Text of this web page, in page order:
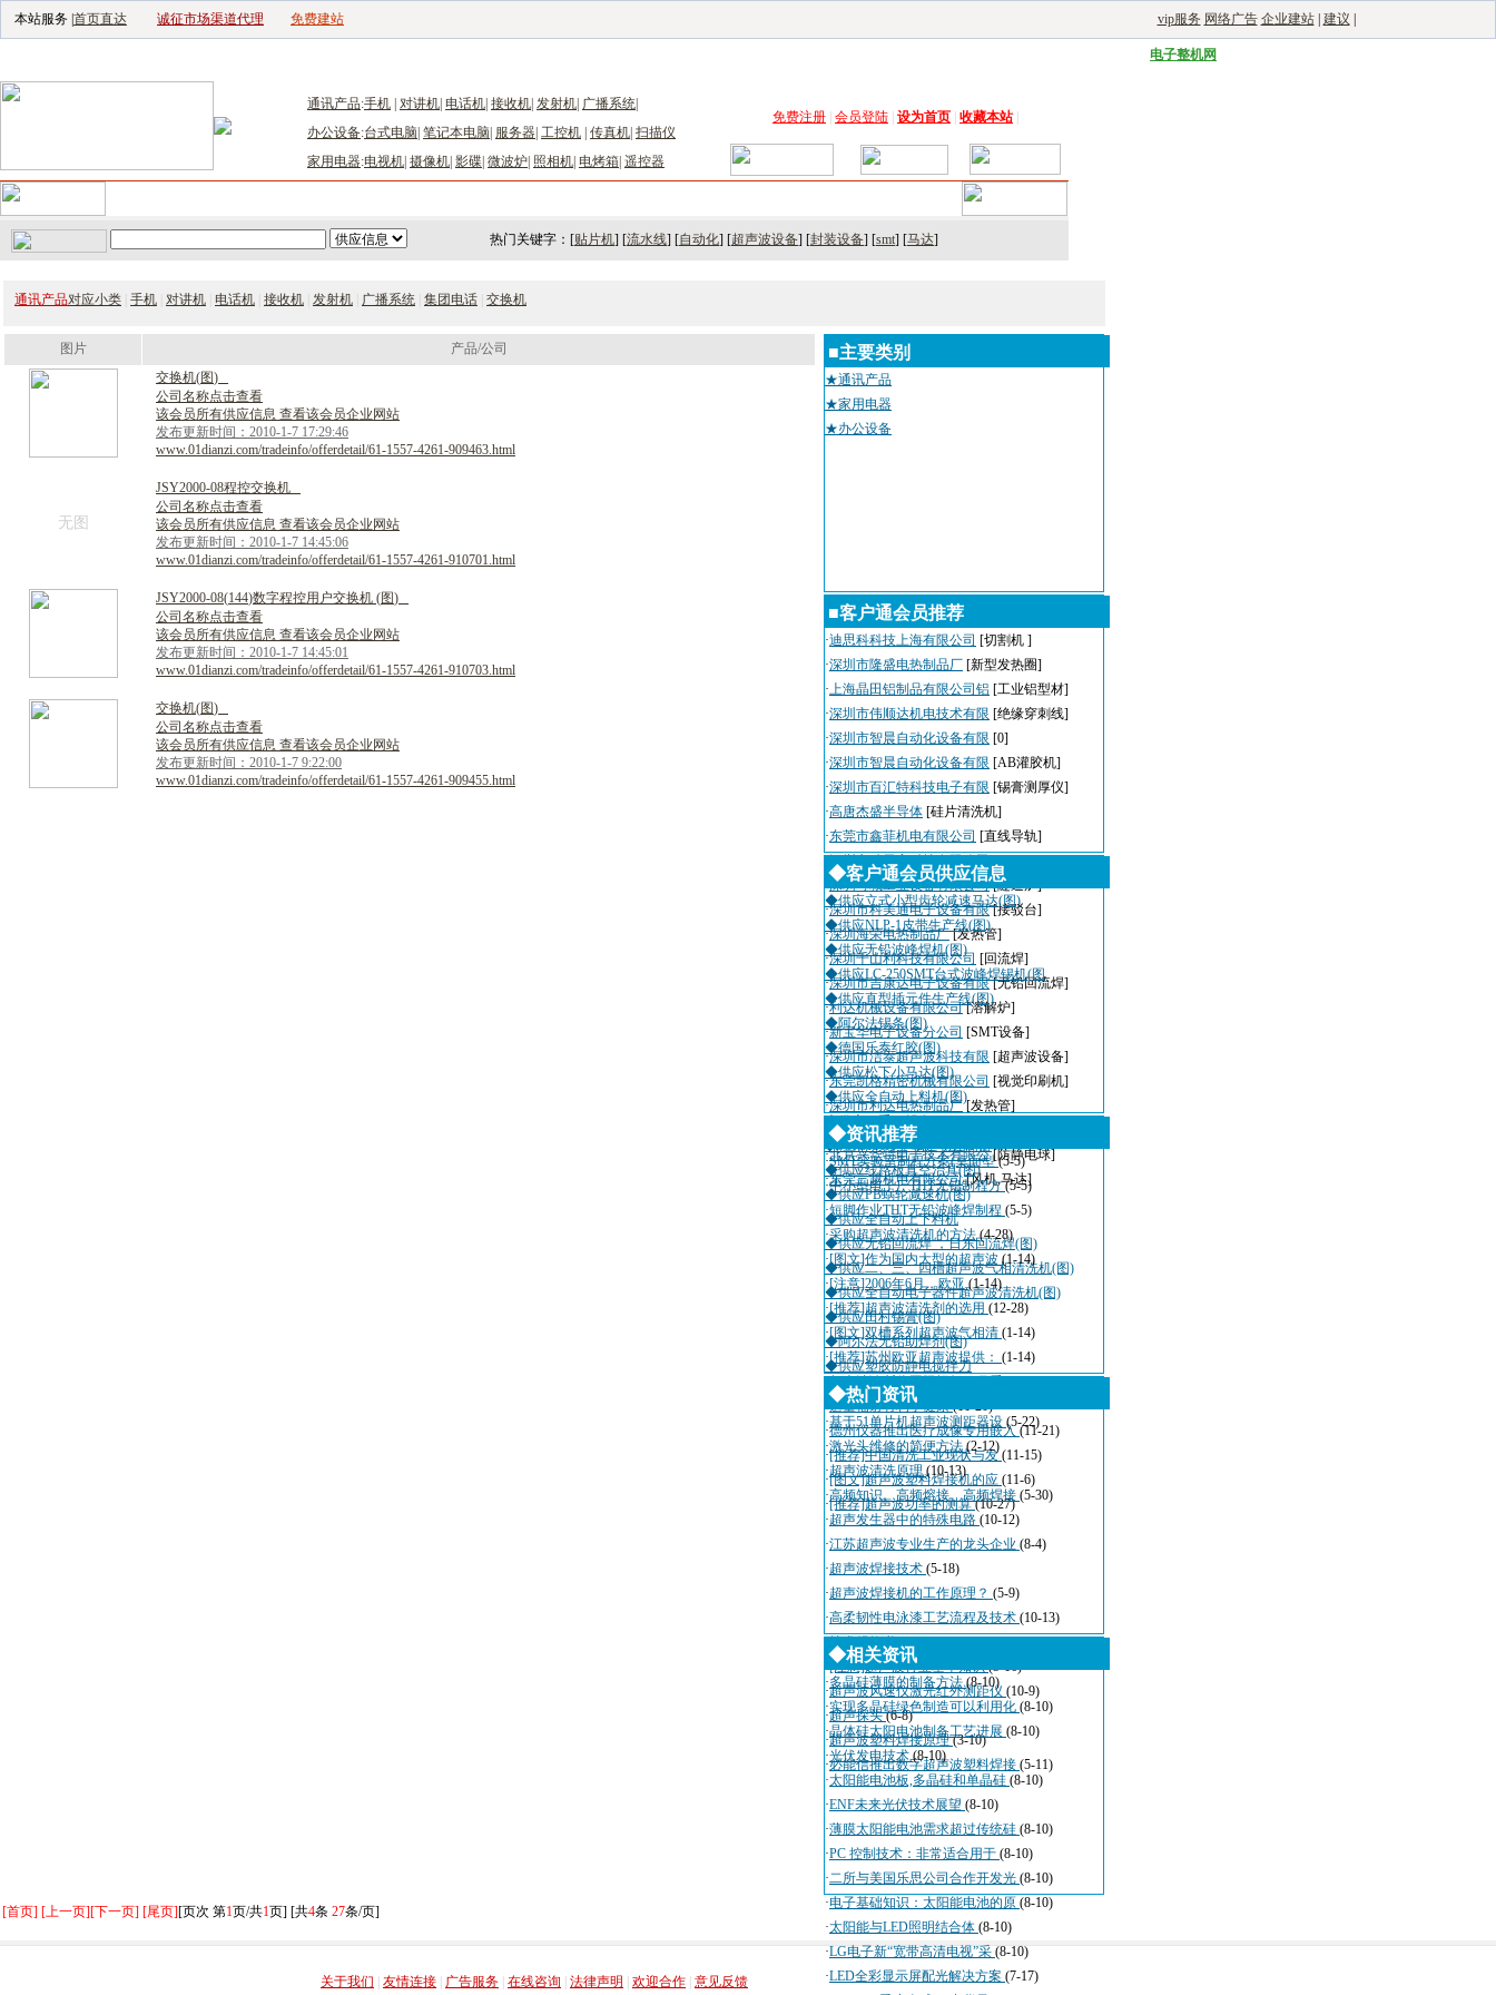
本站服务 | 首页直达 诚征市场渠道代理 免费建站 vip服务 网络广告 企业建站| 建议
电子整机网
通讯产品:手机 对讲机 电话机 接收机 发射机 广播系统
办公设备:台式电脑 笔记本电脑 服务器 工控机 传真机 扫描仪
家用电器:电视机 摄像机 影碟 微波炉 照相机 电烤箱 遥控器
免费注册 会员登陆 设为首页 收藏本站|
热门关键字：[贴片机] [流水线] [自动化] [超声波设备] [封装设备] [smt] [马达]
通讯产品对应小类 手机 对讲机 电话机 接收机 发射机 广播系统 集团电话 交换机
图片
产品/公司
交换机(图)
公司名称点击查看
该会员所有供应信息 查看该会员企业网站
发布更新时间：2010-1-7 17:29:46
www.01dianzi.com/tradeinfo/offerdetail/61-1557-4261-909463.html
无图
JSY2000-08程控交换机
公司名称点击查看
该会员所有供应信息 查看该会员企业网站
发布更新时间：2010-1-7 14:45:06
www.01dianzi.com/tradeinfo/offerdetail/61-1557-4261-910701.html
JSY2000-08(144)数字程控用 户交换机 (图)
公司名称点击查看
该会员所有供应信息 查看该会员企业网站
发布更新时间：2010-1-7 14:45:01
www.01dianzi.com/tradeinfo/offerdetail/61-1557-4261-910703.html
交换机(图)
公司名称点击查看
该会员所有供应信息 查看该会员企业网站
发布更新时间：2010-1-7 9:22:00
www.01dianzi.com/tradeinfo/offerdetail/61-1557-4261-909455.html
■主要类别
★通讯产品
★家用电器
★办公设备
■客户通会员推荐
·迪思科科技上海有限公司 [切割机 ]
·深圳市隆盛电热制品厂 [新型发热圈]
·上海晶田铝制品有限公司铝 [工业铝型材]
·深圳市伟顺达机电技术有限 [绝缘穿刺线]
·深圳市智晨自动化设备有限 [0]
·深圳市智晨自动化设备有限 [AB灌胶机]
·深圳市百汇特科技电子有限 [锡膏测厚仪]
·高唐杰盛半导体 [硅片清洗机]
·东莞市鑫菲机电有限公司 [直线导轨]
深圳市瑞天宇科技有限公司
[AOI]
·深圳粤城工业设备有限公司 [隧道炉]
·深圳市科美通电子设备有限 [接驳台]
·深圳海荣电热制品厂 [发热管]
·深圳千山利科技有限公司 [回流焊]
·深圳市吉康达电子设备有限 [无铅回流焊]
·利达机械设备有限公司 [溶解炉]
·新宝华电子设备分公司 [SMT设备]
·深圳市洁泰超声波科技有限 [超声波设备]
·东莞凯格精密机械有限公司 [视觉印刷机]
·深圳市利达电热制品厂 [发热管]
·深圳市迈瑞自动化设备有限
·北京兴华特电子技术有限公 [防静电球]
·东莞三越机电有限公司 [风机,马达]
◆客户通会员供应信息
◆供应立式小型齿轮减速马达(图)
◆供应NLP-1皮带生产线(图)
◆供应无铅波峰焊机(图)
◆供应LC-250SMT台式波峰焊锡机(图
◆供应直型插元件生产线(图)
◆阿尔法锡条(图)
◆德国乐泰红胶(图)
◆供应松下小马达(图)
◆供应全自动上料机(图)
◆供应二手AI设备Panasert RHI
◆DMC110A 单轴运动控制器
◆供应线路板真空治具(图)
◆供应PB蜗轮减速机(图)
◆供应全自动上下料机
◆供应无铅回流焊 ，日东回流焊(图)
◆供应二、三、四槽超声波气相清洗机(图)
◆供应全自动电子器件超声波清洗机(图)
◆供应田村锡膏(图)
◆阿尔法无铅助焊剂(图)
◆供应塑胶防静电搅拌刀
◆资讯推荐
·SMT实验室制程方案(桌面型(5-5)
·中小型电子厂THT无铅制程方(5-5)
·短脚作业THT无铅波峰焊制程 (5-5)
·采购超声波清洗机的方法(4-28)
·[图文]作为国内大型的超声波 (1-14)
·[注意]2006年6月，欧亚(1-14)
·[推荐]超声波清洗剂的选用 (12-28)
·[图文]双槽系列超声波气相清 (1-14)
·[推荐]苏州欧亚超声波提供： (1-14)
超声波诊断仪国际招标10月看
·适量辐射有利于健康(11-20)
·德州仪器推出医疗成像专用嵌入 (11-21)
·[推荐]中国清洗工业现状与发(11-15)
·[图文]超声波塑料焊接机的应 (11-6)
·[推荐]超声波功率的测算(10-27)
◆热门资讯
·基于51单片机超声波测距器设 (5-22)
·激光头维修的简便方法(2-12)
·超声波清洗原理(10-13)
·高频知识、高频熔接、高频焊接 (5-30)
·超声发生器中的特殊电路 (10-12)
·江苏超声波专业生产的龙头企业 (8-4)
·超声波焊接技术 (5-18)
·超声波焊接机的工作原理？ (5-9)
·高柔韧性电泳漆工艺流程及技术 (10-13)
技术规格书
(4-3)
·[注意]超声波行业基本知识(5-16)
·超声波风速仪激光红外测距仪 (10-9)
·超声探头(6-8)
·超声波塑料焊接原理(3-10)
·必能信推出数字超声波塑料焊接 (5-11)
◆相关资讯
·多晶硅薄膜的制备方法(8-10)
·实现多晶硅绿色制造可以利用化 (8-10)
·晶体硅太阳电池制备工艺进展 (8-10)
·光伏发电技术(8-10)
·太阳能电池板,多晶硅和单晶硅 (8-10)
·ENF未来光伏技术展望 (8-10)
·薄膜太阳能电池需求超过传统硅 (8-10)
·PC 控制技术：非常适合用于 (8-10)
·二所与美国乐思公司合作开发光 (8-10)
·电子基础知识：太阳能电池的原 (8-10)
·太阳能与LED照明结合体 (8-10)
·LG电子新“宽带高清电视”采 (8-10)
·LED全彩显示屏配光解决方案 (7-17)
[首页] [上一页][下一页] [尾页][页次 第1页/共1页] [共4条 27条/页]
关于我们
友情连接 广告服务 在线咨询 法律声明 欢迎合作 意见反馈